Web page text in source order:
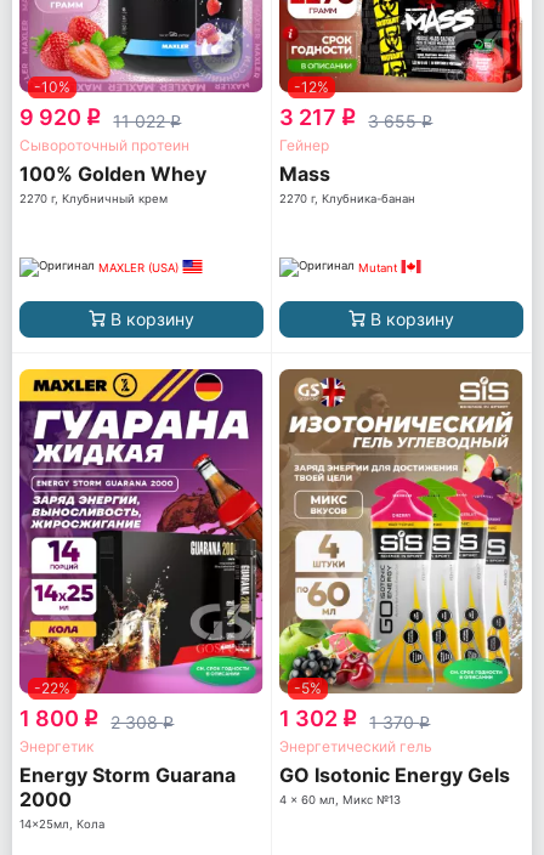
-10%
9 920 q 11 022q
Сывороточный протеин
100% Golden Whey
2270 г, Клубничный крем
MAXLER (USA)
В корзину
-12%
3 217 q 3 655q
Гейнер
Mass
2270 г, Клубника-банан
Mutant
В корзину
-22%
1 800 q 2 308q
Энергетик
Energy Storm Guarana
2000
14x25мл, Кола
-5%
1 302 q 1 370q
Энергетический гель
GO Isotonic Energy Gels
4 x 60 мл, Микс №13